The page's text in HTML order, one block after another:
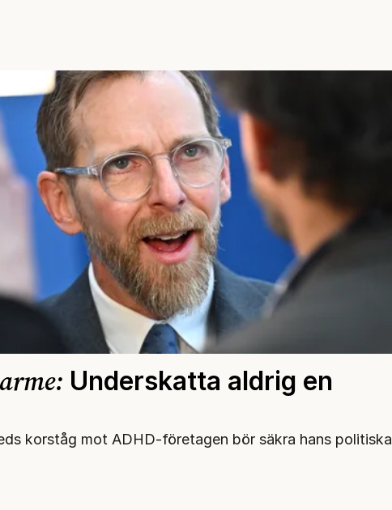
Underskatta aldrig en
korståg mot ADHD-företagen bör säkra hans politiska